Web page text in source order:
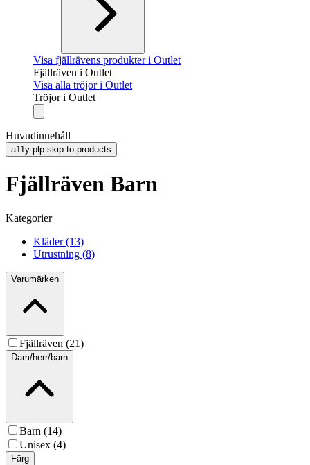
Visa fjällrävens produkter i Outlet
Fjällräven i Outlet
Visa alla tröjor i Outlet
Tröjor i Outlet
Huvudinnehåll
a11y-plp-skip-to-products
Fjällräven Barn
Kategorier
Kläder (13)
Utrustning (8)
Varumärken
Fjällräven (21)
Dam/herr/barn
Barn (14)
Unisex (4)
Färg